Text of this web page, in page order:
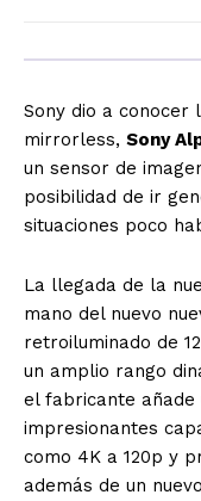
Sony dio a
mirrorless, Sony
un sensor de
posibilidad de ir
situaciones poco
La llegada de la
mano del nuevo
retroiluminado de
un amplio rango
el fabricante añade
impresionantes
como 4K a 120p y
además de un